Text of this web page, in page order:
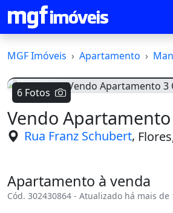
MGF Imóveis Apartamento
6 Fotos
Voltar
Vendo
Rua Franz Schubert,
Apartamento à venda
Cód. 302430864 - Atualizado há mais de